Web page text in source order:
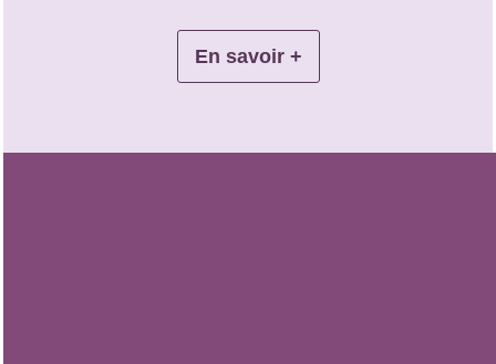
En savoir +